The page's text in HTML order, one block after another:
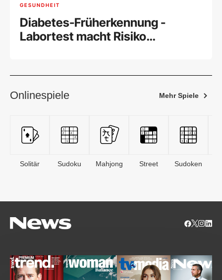
GESUNDHEIT
Diabetes-Früherkennung -
Labortest macht Risiko
Onlinespiele Mehr Spiele
Solitär Sudoku Mahjong Street Sudoken